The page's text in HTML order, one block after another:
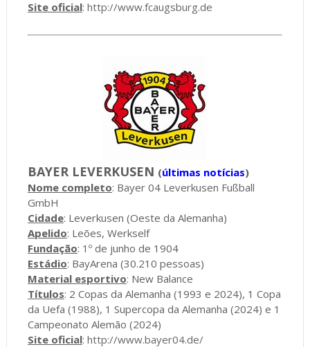
Site oficial: http://www.fcaugsburg.de
BAYER LEVERKUSEN (últimas notícias)
Nome completo: Bayer 04 Leverkusen Fußball
GmbH
Cidade: Leverkusen (Oeste da Alemanha)
Apelido: Leões, Werkself
Fundação: 1º de junho de 1904
Estádio: BayArena (30.210 pessoas)
Material esportivo: New Balance
Títulos: 2 Copas da Alemanha (1993 e 2024), 1 Copa
da Uefa (1988), 1 Supercopa da Alemanha (2024) e 1
Campeonato Alemão (2024)
Site oficial: http://www.bayer04.de/